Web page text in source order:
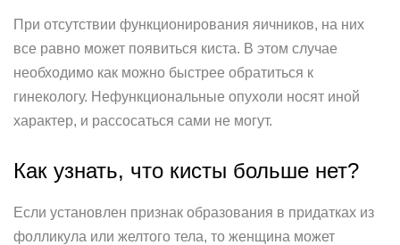
При отсутствии функционирования яичников, на них
все равно может появиться киста. В этом случае
необходимо как можно быстрее обратиться к
гинекологу. Нефункциональные опухоли носят иной
характер, и рассосаться сами не могут.
Как узнать, что кисты больше нет?
Если установлен признак образования в придатках из
фолликула или желтого тела, то женщина может